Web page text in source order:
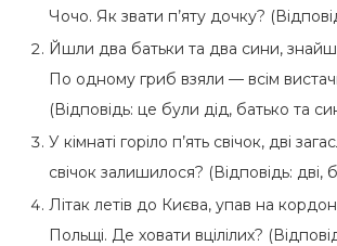
Чочо. Як звати п’яту дочку?
Йшли два батьки та два сини,
По одному гриб взяли — всім
(Відповідь: це були дід, батько та
У кімнаті горіло п’ять свічок, дві
свічок залишилося? (Відповідь: дві,
Літак летів до Києва, упав на
Польщі. Де ховати вцілілих?